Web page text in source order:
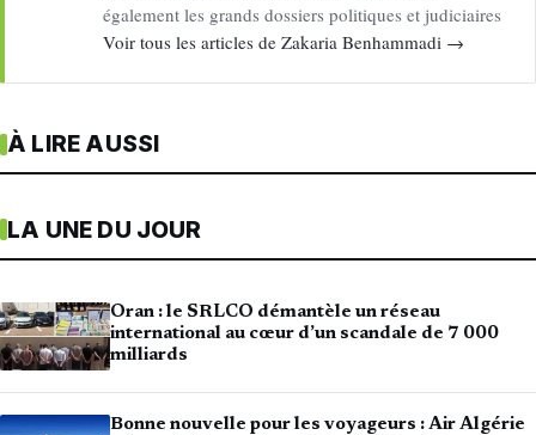
également les grands dossiers politiques et judiciaires
Voir tous les articles de Zakaria Benhammadi →
À LIRE AUSSI
LA UNE DU JOUR
Oran : le SRLCO démantèle un réseau
international au cœur d’un scandale de 7 000
milliards
Bonne nouvelle pour les voyageurs : Air Algérie